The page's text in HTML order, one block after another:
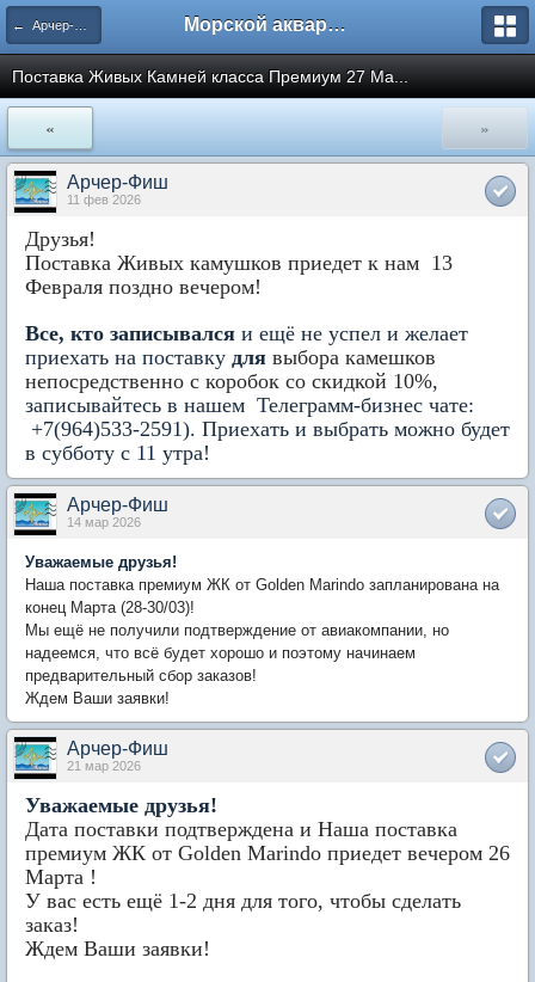
← Арчер-Фиш. Поставки морской живности и Интернет-магазин. Морской аквариум. Форумы ReefCentral.ru
Поставка Живых Камней класса Премиум 27 Ма...
« »
Арчер-Фиш
11 фев 2026
Друзья!
Поставка Живых камушков приедет к нам 13
Февраля поздно вечером!
Все, кто записывался и ещё не успел и желает
приехать на поставку для выбора камешков
непосредственно с коробок со скидкой 10%,
записывайтесь в нашем Телеграмм-бизнес чате:
+7(964)533-2591). Приехать и выбрать можно будет
в субботу с 11 утра!
Арчер-Фиш
14 мар 2026
Уважаемые друзья!
Наша поставка премиум ЖК от Golden Marindo запланирована на
конец Марта (28-30/03)!
Мы ещё не получили подтверждение от авиакомпании, но
надеемся, что всё будет хорошо и поэтому начинаем
предварительный сбор заказов!
Ждем Ваши заявки!
Арчер-Фиш
21 мар 2026
Уважаемые друзья!
Дата поставки подтверждена и Наша поставка
премиум ЖК от Golden Marindo приедет вечером 26
Марта !
У вас есть ещё 1-2 дня для того, чтобы сделать
заказ!
Ждем Ваши заявки!